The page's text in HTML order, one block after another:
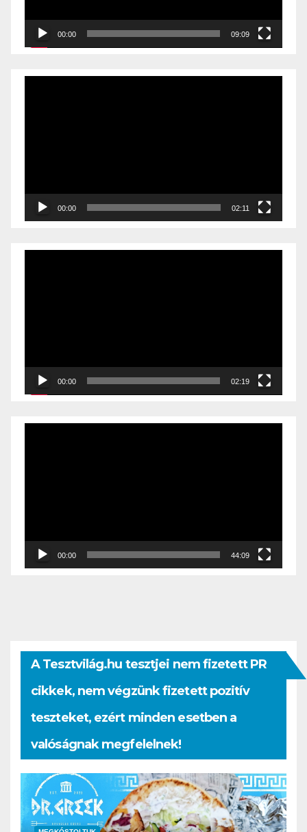
00:00 09:09
00:00 02:11
00:00 02:19
00:00 44:09
A Tesztvilág.hu tesztjei nem fizetett PR
cikkek, nem végzünk fizetett pozitív
teszteket, ezért minden esetben a
valóságnak megfelelnek!